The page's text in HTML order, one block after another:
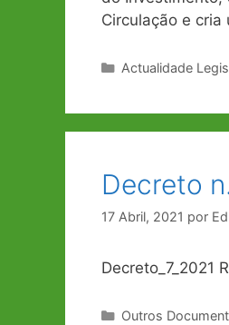
Circulação e
Categorias
Actualidade
Decreto
17 Abril, 2021 por
Decreto_7_2021
Categorias
Outros